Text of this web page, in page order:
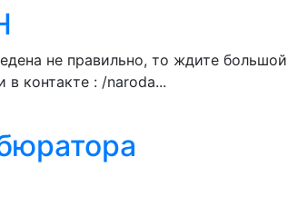
не правильно, то ждите большой
контакте : /naroda...